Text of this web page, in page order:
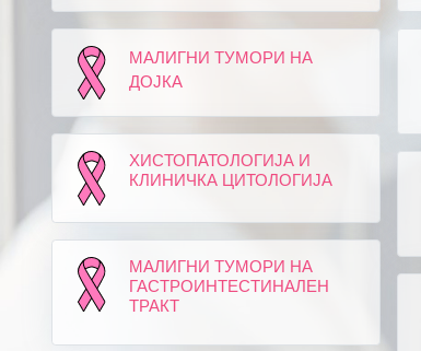
МАЛИГНИ ТУМОРИ НА
ДОЈКА
ХИСТОПАТОЛОГИЈА И
КЛИНИЧКА ЦИТОЛОГИЈА
МАЛИГНИ ТУМОРИ НА
ГАСТРОИНТЕСТИНАЛЕН
ТРАКТ